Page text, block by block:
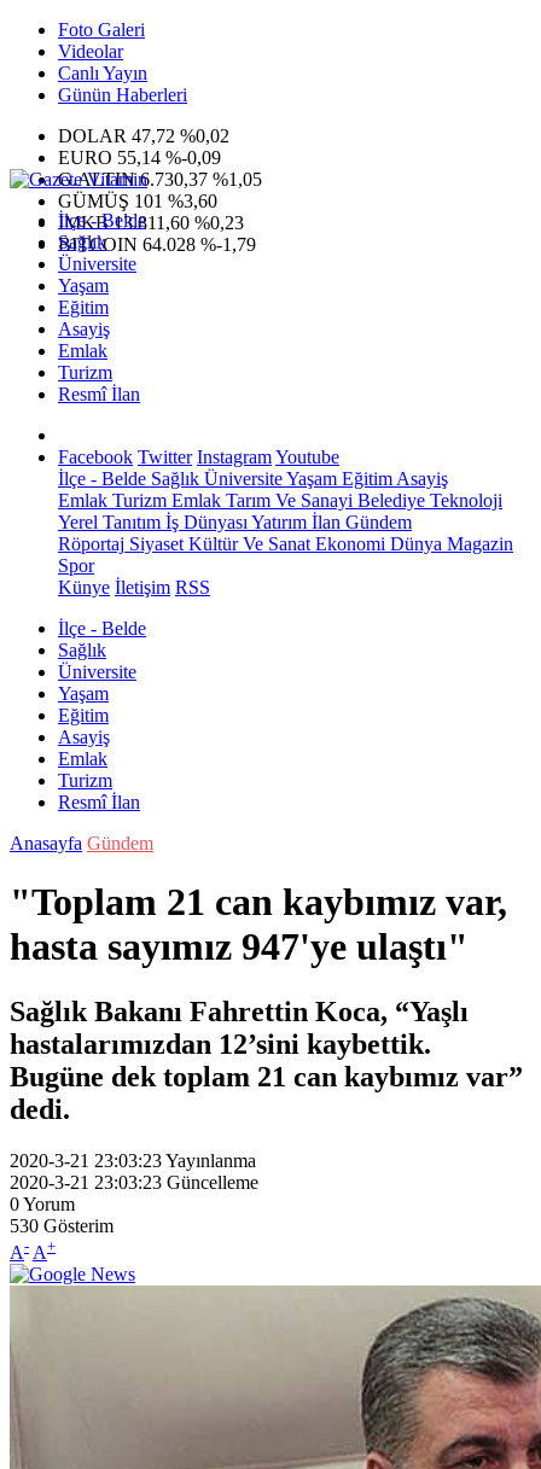
Foto Galeri
Videolar
Canlı Yayın
Günün Haberleri
DOLAR 47,72 %0,02
EURO 55,14 %-0,09
G.ALTIN6.730,37 %1,05
GÜMÜŞ 101 %3,60
IMKB13.811,60 %0,23
BITCOIN 64.028 %-1,79
İlçe - Belde
Sağlık
Üniversite
Yaşam
Eğitim
Asayiş
Emlak
Turizm
Resmî İlan
Facebook Twitter InstagramYoutube
İlçe - Belde Sağlık ÜniversiteYaşam Eğitim Asayiş
Emlak Turizm Emlak Tarım Ve Sanayi Belediye Teknoloji
Yerel Tanıtım İş Dünyası Yatırım İlan Gündem
Röportaj Siyaset Kültür Ve Sanat Ekonomi Dünya Magazin
Spor
Künye İletişim RSS
İlçe - Belde
Sağlık
Üniversite
Yaşam
Eğitim
Asayiş
Emlak
Turizm
Resmî İlan
Anasayfa Gündem
"Toplam 21 can kaybımız var,
hasta sayımız 947'ye ulaştı"
Sağlık Bakanı Fahrettin Koca, “Yaşlı
hastalarımızdan 12’sini kaybettik.
Bugüne dek toplam 21 can kaybımız var”
dedi.
2020-3-21 23:03:23Yayınlanma
2020-3-21 23:03:23 Güncelleme
0Yorum
530 Gösterim
A- A+